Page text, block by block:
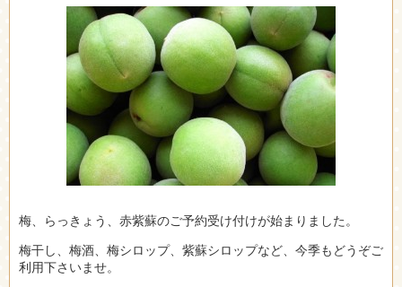
梅、らっきょう、赤紫蘇のご予約受け付けが始まりました。
梅干し、梅酒、梅シロップ、紫蘇シロップなど、今季もどうぞご
利用下さいませ。